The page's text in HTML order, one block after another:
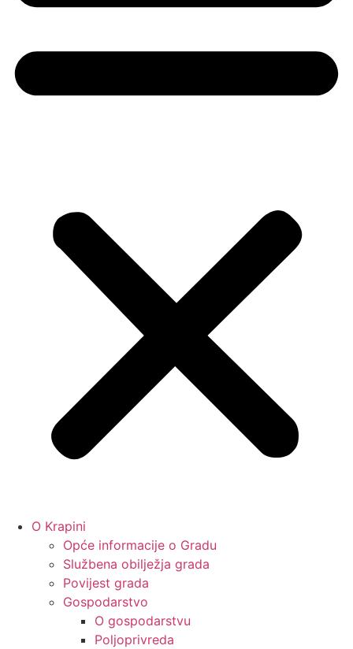
O Krapini
Opće informacije o Gradu
Službena obilježja grada
Povijest grada
Gospodarstvo
O gospodarstvu
Poljoprivreda